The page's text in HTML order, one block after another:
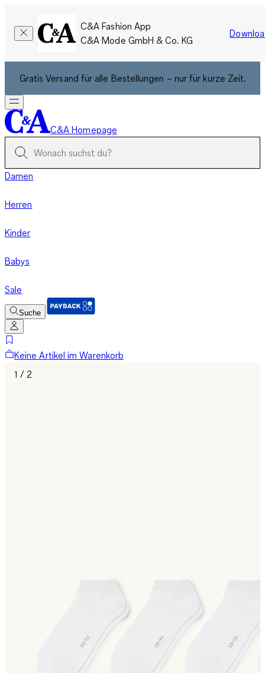
C&A Fashion App
C&A Mode GmbH & Co. KG
Gratis Versand für alle Bestellungen – nur für kurze Zeit.
C&A Homepage
Damen
Herren
Kinder
Babys
Sale
Suche
Keine Artikel im Warenkorb
1 / 2